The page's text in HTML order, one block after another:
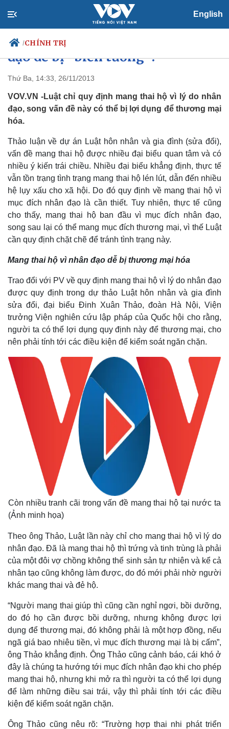
English
/CHÍNH TRỊ
Chính trị
Đảng
Tổ chức nhân sự
Nhận diện sự thật
Xã hội
Tin 24h
Dấu ấn VOV
Việc làm
Biển đảo
Mang thai hộ vì mục đích nhân
đạo dễ bị “biến tướng”?
Thứ Ba, 14:33, 26/11/2013
VOV.VN -Luật chỉ quy định mang thai hộ vì lý do nhân
đạo, song vấn đề này có thể bị lợi dụng để thương mại
hóa.
Thảo luận về dự án Luật hôn nhân và gia đình (sửa đổi),
vấn đề mang thai hộ được nhiều đại biểu quan tâm và có
nhiều ý kiến trái chiều. Nhiều đại biểu khẳng định, thực tế
vẫn tồn trạng tình trạng mang thai hộ lén lút, dẫn đến nhiều
hệ lụy xấu cho xã hội. Do đó quy định về mang thai hộ vì
mục đích nhân đạo là cần thiết. Tuy nhiên, thực tế cũng
cho thấy, mang thai hộ ban đầu vì mục đích nhân đạo,
song sau lại có thể mang mục đích thương mại, vì thế Luật
cần quy định chặt chẽ để tránh tình trạng này.
Mang thai hộ vì nhân đạo dễ bị thương mại hóa
Trao đổi với PV về quy định mang thai hộ vì lý do nhân đạo
được quy định trong dự thảo Luật hôn nhân và gia đình
sửa đổi, đại biểu Đinh Xuân Thảo, đoàn Hà Nội, Viện
trưởng Viện nghiên cứu lập pháp của Quốc hội cho rằng,
người ta có thể lợi dụng quy định này để thương mại, cho
nên phải tính tới các điều kiện để kiểm soát ngăn chặn.
Còn nhiều tranh cãi trong vấn đề mang thai hộ tại nước ta
(Ảnh minh họa)
Theo ông Thảo, Luật lần này chỉ cho mang thai hộ vì lý do
nhân đạo. Đã là mang thai hộ thì trứng và tinh trùng là phải
của một đôi vợ chồng không thể sinh sản tự nhiên và kể cả
nhân tạo cũng không làm được, do đó mới phải nhờ người
khác mang thai và đẻ hộ.
“Người mang thai giúp thì cũng cần nghỉ ngơi, bồi dưỡng,
do đó họ cần được bồi dưỡng, nhưng không được lợi
dụng để thương mại, đó không phải là một hợp đồng, nếu
ngã giá bao nhiêu tiền, vì mục đích thương mại là bị cấm”,
ông Thảo khẳng định. Ông Thảo cũng cảnh báo, cái khó ở
đây là chúng ta hướng tới mục đích nhân đạo khi cho phép
mang thai hộ, nhưng khi mở ra thì người ta có thể lợi dụng
để làm những điều sai trái, vậy thì phải tính tới các điều
kiện để kiểm soát ngăn chặn.
Ông Thảo cũng nêu rõ: “Trường hợp thai nhi phát triển